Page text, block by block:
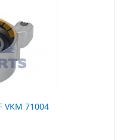
VKM 71004